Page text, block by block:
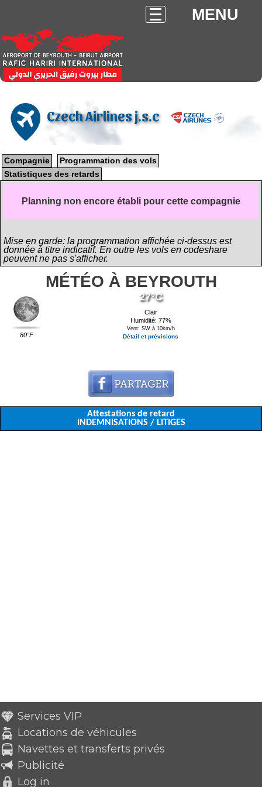
MENU
Czech Airlines j.s.c
Compagnie
Programmation des vols
Statistiques des retards
Planning non encore établi pour cette compagnie
Mise en garde: la programmation affichée ci-dessus est
donnée à titre indicatif. En outre les vols en codeshare
peuvent ne pas s'afficher.
MÉTÉO À BEYROUTH
80°F
27°C
Clair
Humidité: 77%
Vent: SW à 10km/h
Détail et prévisions
Attestations de retard
INDEMNISATIONS / LITIGES
Services VIP
Locations de véhicules
Navettes et transferts privés
Publicité
Log in